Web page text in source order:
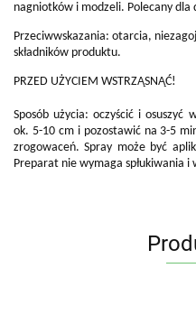
nagniotków i modzeli. Polecany dla
Przeciwwskazania: otarcia,
składników produktu.
PRZED UŻYCIEM WSTRZĄSNĄĆ!
Sposób użycia: oczyścić i osuszyć
ok. 5-10 cm i pozostawić na 3-5
zrogowaceń. Spray może być
Preparat nie wymaga spłukiwania i